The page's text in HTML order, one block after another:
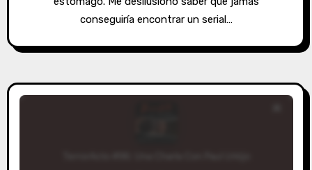
conseguiría encontrar un serial…